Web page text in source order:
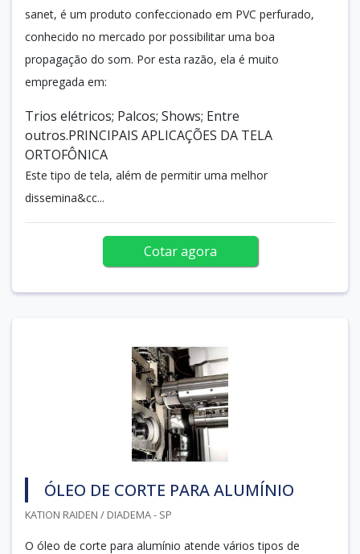
sanet, é um produto confeccionado em PVC perfurado,
conhecido no mercado por possibilitar uma boa
propagação do som. Por esta razão, ela é muito
empregada em:
Trios elétricos; Palcos; Shows; Entre
outros.PRINCIPAIS APLICAÇÕES DA TELA
ORTOFÔNICA
Este tipo de tela, além de permitir uma melhor
dissemina&cc...
Cotar agora
ÓLEO DE CORTE PARA ALUMÍNIO
KATION RAIDEN / DIADEMA - SP
O óleo de corte para alumínio atende vários tipos de